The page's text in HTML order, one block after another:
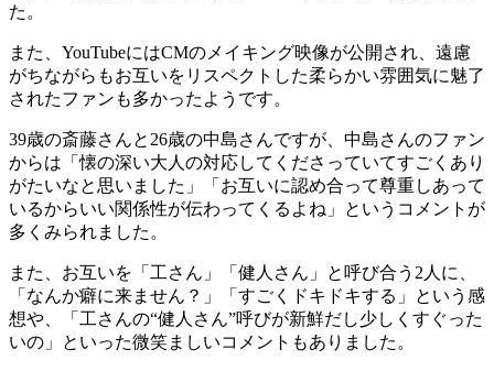
た。
また、YouTubeにはCMのメイキング映像が公開され、遠慮
がちながらもお互いをリスペクトした柔らかい雰囲気に魅了
されたファンも多かったようです。
39歳の斎藤さんと26歳の中島さんですが、中島さんのファン
からは「懐の深い大人の対応してくださっていてすごくあり
がたいなと思いました」「お互いに認め合って尊重しあって
いるからいい関係性が伝わってくるよね」というコメントが
多くみられました。
また、お互いを「工さん」「健人さん」と呼び合う2人に、
「なんか癖に来ません？」「すごくドキドキする」という感
想や、「工さんの“健人さん”呼びが新鮮だし少しくすぐった
いの」といった微笑ましいコメントもありました。